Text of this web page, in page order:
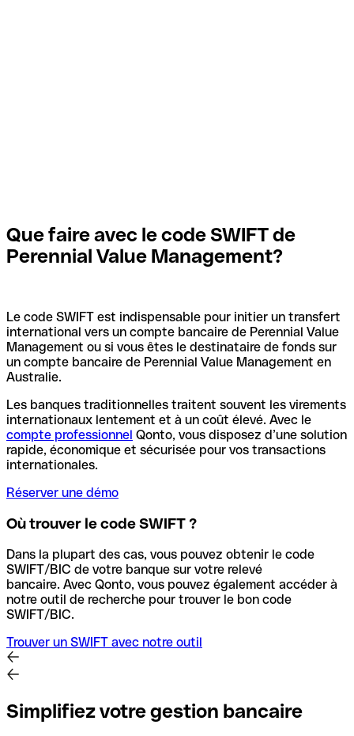
Que faire avec le code SWIFT de
Perennial Value Management?
Le code SWIFT est indispensable pour initier un transfert
international vers un compte bancaire de Perennial Value
Management ou si vous êtes le destinataire de fonds sur
un compte bancaire de Perennial Value Management en
Australie.
Les banques traditionnelles traitent souvent les virements
internationaux lentement et à un coût élevé. Avec le
compte professionnel Qonto, vous disposez d’une solution
rapide, économique et sécurisée pour vos transactions
internationales.
Réserver une démo
Où trouver le code SWIFT ?
Dans la plupart des cas, vous pouvez obtenir le code
SWIFT/BIC de votre banque sur votre relevé
bancaire. Avec Qonto, vous pouvez également accéder à
notre outil de recherche pour trouver le bon code
SWIFT/BIC.
Trouver un SWIFT avec notre outil
Simplifiez votre gestion bancaire